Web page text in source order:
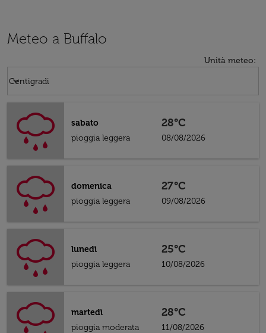
Meteo a Buffalo
Unità meteo:
Centigradi
keyboard_arrow_down
sabato
pioggia leggera
28°C
08/08/2026
domenica
pioggia leggera
27°C
09/08/2026
lunedì
pioggia leggera
25°C
10/08/2026
martedì
pioggia moderata
28°C
11/08/2026